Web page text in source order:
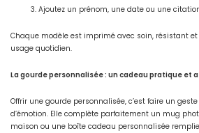
Ajoutez un prénom, une date ou une
Chaque modèle est imprimé avec soin, résistant
usage quotidien.
La gourde personnalisée : un cadeau pratique et
Offrir une gourde personnalisée, c’est faire un
d’émotion. Elle complète parfaitement un mug
maison ou une boîte cadeau personnalisée